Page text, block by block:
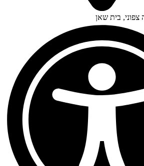
צפוני, בית שאן